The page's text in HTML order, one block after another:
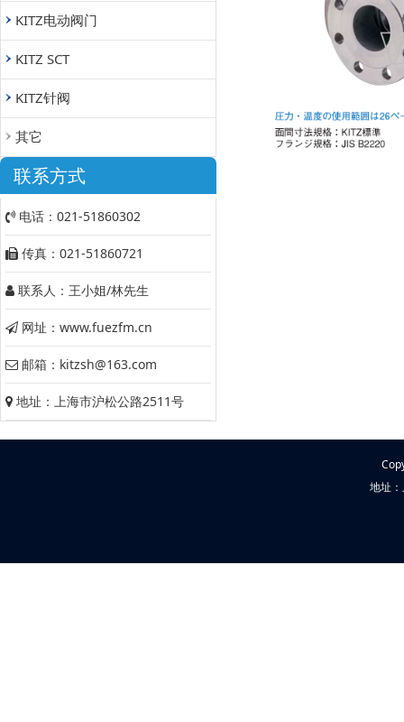
KITZ电动阀门
KITZ SCT
KITZ针阀
其它
联系方式
电话：021-51860302
传真：021-51860721
联系人：王小姐/林先生
网址：www.fuezfm.cn
邮箱：kitzsh@163.com
地址：上海市沪松公路2511号
地址